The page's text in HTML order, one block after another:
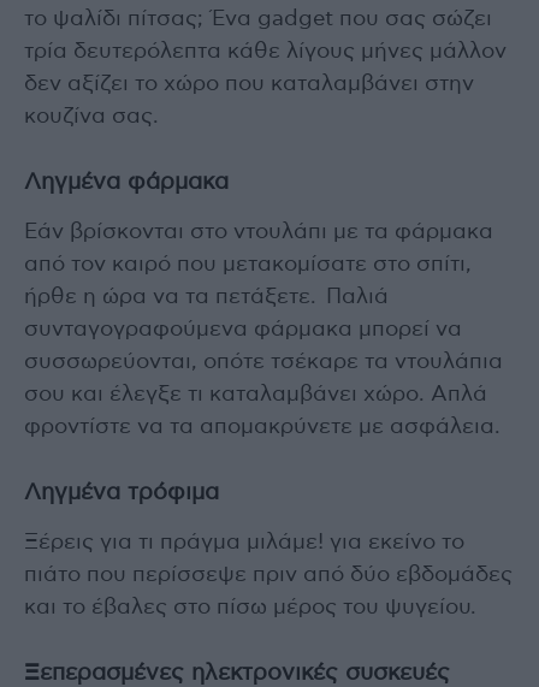
το ψαλίδι πίτσας; Ένα gadget που σας σώζει
τρία δευτερόλεπτα κάθε λίγους μήνες μάλλον
δεν αξίζει το χώρο που καταλαμβάνει στην
κουζίνα σας.
Ληγμένα φάρμακα
Εάν βρίσκονται στο ντουλάπι με τα φάρμακα
από τον καιρό που μετακομίσατε στο σπίτι,
ήρθε η ώρα να τα πετάξετε. Παλιά
συνταγογραφούμενα φάρμακα μπορεί να
συσσωρεύονται, οπότε τσέκαρε τα ντουλάπια
σου και έλεγξε τι καταλαμβάνει χώρο. Απλά
φροντίστε να τα απομακρύνετε με ασφάλεια.
Ληγμένα τρόφιμα
Ξέρεις για τι πράγμα μιλάμε! για εκείνο το
πιάτο που περίσσεψε πριν από δύο εβδομάδες
και το έβαλες στο πίσω μέρος του ψυγείου.
Ξεπερασμένες ηλεκτρονικές συσκευές